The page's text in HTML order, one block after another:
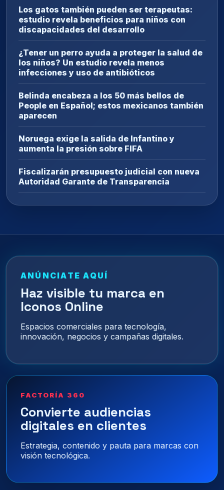
Los gatos también pueden ser terapeutas:
estudio revela beneficios para niños con
discapacidades del desarrollo
¿Tener un perro ayuda a proteger la salud de
los niños? Un estudio revela menos
infecciones y uso de antibióticos
Belinda encabeza a los 50 más bellos de
People en Español; estos mexicanos también
aparecen
Noruega exige la salida de Infantino y
aumenta la presión sobre FIFA
Fiscalizarán presupuesto judicial con nueva
Autoridad Garante de Transparencia
ANÚNCIATE AQUÍ
Haz visible tu marca en
Iconos Online
Espacios comerciales para tecnología,
innovación, negocios y campañas digitales.
FACTORÍA 360
Convierte audiencias
digitales en clientes
Estrategia, contenido y pauta para marcas con
visión tecnológica.